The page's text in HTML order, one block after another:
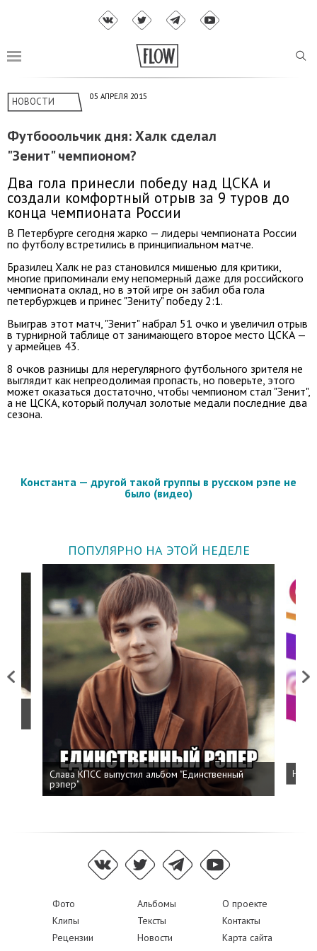
НОВОСТИ 05 АПРЕЛЯ 2015
Футбооольчик дня: Халк сделал
"Зенит" чемпионом?
Два гола принесли победу над ЦСКА и
создали комфортный отрыв за 9 туров до
конца чемпионата России
В Петербурге сегодня жарко — лидеры чемпионата России
по футболу встретились в принципиальном матче.
Бразилец Халк не раз становился мишенью для критики,
многие припоминали ему непомерный даже для российского
чемпионата оклад, но в этой игре он забил оба гола
петербуржцев и принес "Зениту" победу 2:1.
Выиграв этот матч, "Зенит" набрал 51 очко и увеличил отрыв
в турнирной таблице от занимающего второе место ЦСКА —
у армейцев 43.
8 очков разницы для нерегулярного футбольного зрителя не
выглядит как непреодолимая пропасть, но поверьте, этого
может оказаться достаточно, чтобы чемпионом стал "Зенит",
а не ЦСКА, который получал золотые медали последние два
сезона.
Константа — другой такой группы в русском рэпе не
было (видео)
ПОПУЛЯРНО НА ЭТОЙ НЕДЕЛЕ
Previous
Слава КПСС выпустил альбом "Единственный
рэпер"
Next
Фото Альбомы
О проекте
Клипы
Тексты
Контакты
Рецензии
Новости Карта сайта